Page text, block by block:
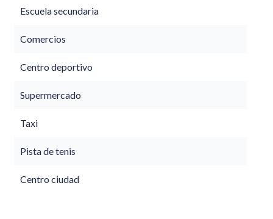
Escuela secundaria
Comercios
Centro deportivo
Supermercado
Taxi
Pista de tenis
Centro ciudad